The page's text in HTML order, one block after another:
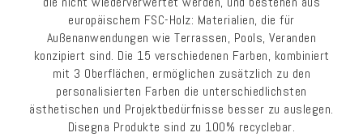
europäischem FSC-Holz: Materialien, die für
Außenanwendungen wie Terrassen, Pools, Veranden
konzipiert sind. Die 15 verschiedenen Farben, kombiniert
mit 3 Oberflächen, ermöglichen zusätzlich zu den
personalisierten Farben die unterschiedlichsten
ästhetischen und Projektbedürfnisse besser zu auslegen.
Disegna Produkte sind zu 100% recyclebar.